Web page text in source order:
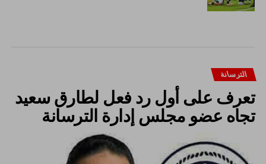
الترسانة
تعرف على أول رد فعل لطارق سعيد
تجاه عضو مجلس إدارة الترسانة